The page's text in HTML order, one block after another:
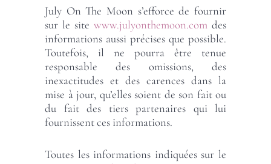
July On The Moon s’efforce de fournir
sur le site www.julyonthemoon.com des
informations aussi précises que possible.
Toutefois, il ne pourra être tenue
responsable des omissions, des
inexactitudes et des carences dans la
mise à jour, qu’elles soient de son fait ou
du fait des tiers partenaires qui lui
fournissent ces informations.
Toutes les informations indiquées sur le